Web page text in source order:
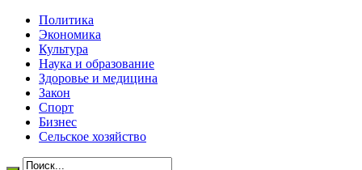
Политика
Экономика
Культура
Наука и образование
Здоровье и медицина
Закон
Спорт
Бизнес
Сельское хозяйство